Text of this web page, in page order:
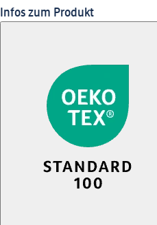
Infos zum Produkt